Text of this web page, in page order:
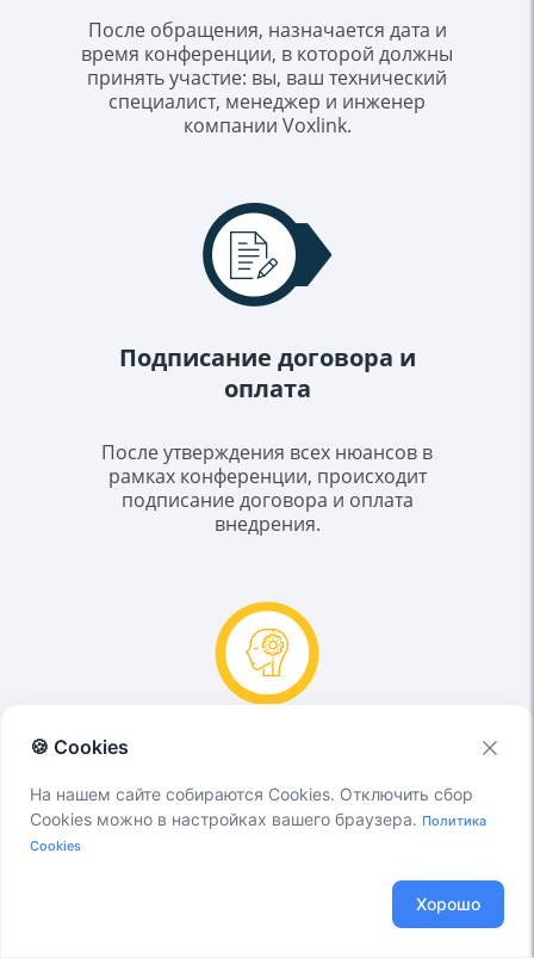
После обращения, назначается дата и
время конференции, в которой должны
принять участие: вы, ваш технический
специалист, менеджер и инженер
компании Voxlink.
Подписание договора и
оплата
После утверждения всех нюансов в
рамках конференции, происходит
подписание договора и оплата
внедрения.
Все этапы пройдены, внедрение
🍪 Cookies
На нашем сайте собираются Cookies. Отключить сбор
Cookies можно в настройках вашего браузера. Политика
Cookies
Хорошо